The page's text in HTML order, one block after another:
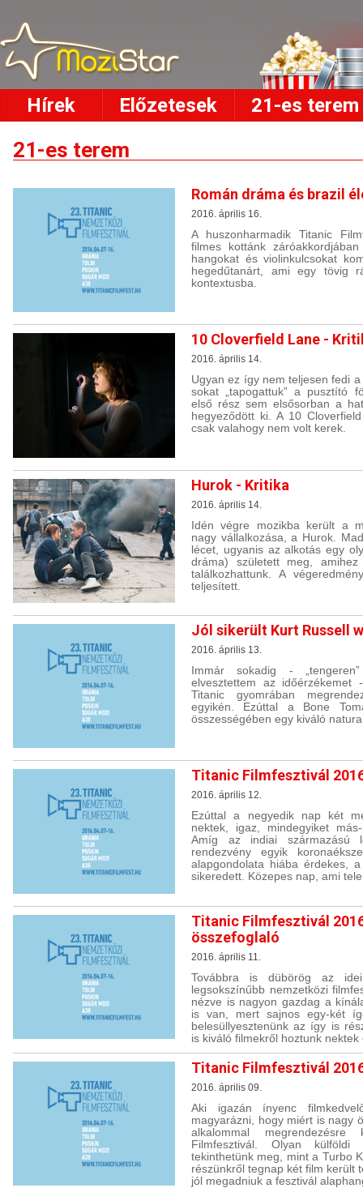
Hírek Előzetesek 21-es terem
21-es terem
Román dráma és brazil
2016. április 16.
A huszonharmadik Titanic
filmes kottánk
hangokat és violinkulcsokat
hegedűtanárt, ami egy tövig
kontextusba.
10 Cloverfield Lane -
2016. április 14.
Ugyan ez így nem teljesen fedi
sokat „tapogattuk” a pusztító
első rész sem elsősorban a
hegyeződött ki. A 10
csak valahogy nem volt kerek.
Hurok - Kritika
2016. április 14.
Idén végre mozikba került a
nagy vállalkozása, a Hurok.
lécet, ugyanis az alkotás egy
dráma) született meg,
találkozhattunk. A
teljesített.
Jól sikerült Kurt Russell
2016. április 13.
Immár sokadig -
elvesztettem az
Titanic gyomrában
egyikén. Ezúttal a Bone
összességében egy kiváló
Titanic Filmfesztivál
2016. április 12.
Ezúttal a negyedik nap két
nektek, igaz, mindegyiket
Amíg az indiai származású
rendezvény egyik
alapgondolata hiába érdekes,
sikeredett. Közepes nap, ami
Titanic Filmfesztivál
összefoglaló
2016. április 11.
Továbbra is dübörög az
legsokszínűbb nemzetközi
nézve is nagyon gazdag a
is van, mert sajnos egy-két
belesüllyesztenünk az így is
is kiváló filmekről hoztunk
Titanic Filmfesztivál
2016. április 09.
Aki igazán ínyenc
magyarázni, hogy miért is nagy
alkalommal megrendezésre
Filmfesztivál. Olyan külföldi
tekinthetünk meg, mint a Turbo
részünkről tegnap két film került
jól megadniuk a fesztivál